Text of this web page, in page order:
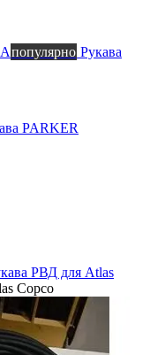
популярно Рукава
PARKER
РВД для Atlas
Copco